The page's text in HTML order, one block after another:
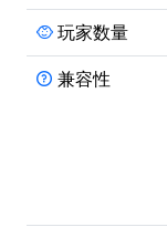
玩家数量
兼容性